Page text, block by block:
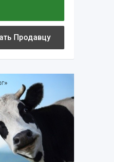
Продавцу